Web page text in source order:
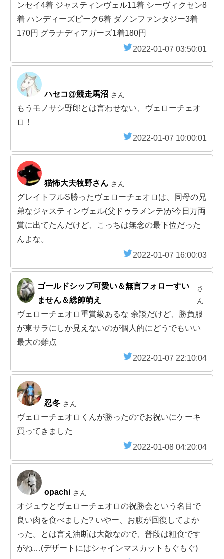
ンセイ4着 ジャスティンヴェル11着 シーヴィクセン8
着 ハンディーズピーク6着 ダノンファンタジー3着
170円 グラナディアガーズ1着180円
2022-01-07 03:50:01
ハセコ@競走馬沼 さん
もうモノサシ野郎とは言わせない、ヴェローチェオ
ロ！
2022-01-07 10:00:01
猫怖大夫牧野さん さん
グレイトフルS勝ったヴェローチェオロは、同母の兄
弟なジャスティンヴェル(父ドゥラメンテ)が今日万両
賞に出てたんだけど、こっちは無念の最下位だった
んよな。
2022-01-07 16:00:03
ゴールドシップ可愛い＆無言フォローすい
ません＆総帥萌え
さ
ん
ヴェローチェオロ重賞級あるな 余談だけど、勝負服
が東サラにしか見えないのが個人的にどうでもいい
最大の難点
2022-01-07 22:10:04
忍冬 さん
ヴェローチェオロくんが勝ったのでお祝いにケーキ
買ってきました
2022-01-08 04:20:04
opachi さん
オジュウとヴェローチェオロの祝勝会という名目で
良い肉を食べました? いやー、お腹が回復してよか
った。とは言え油断は大敵なので、普段は粗食です
がね…(デザートにはシャインマスカットもぐもぐ)